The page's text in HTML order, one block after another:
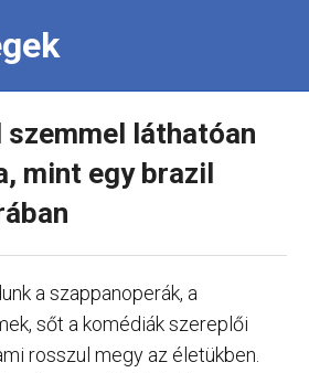
láthatóan
mint egy brazil
a szappanoperák, a
sőt a komédiák szereplői
rosszul megy az életükben.